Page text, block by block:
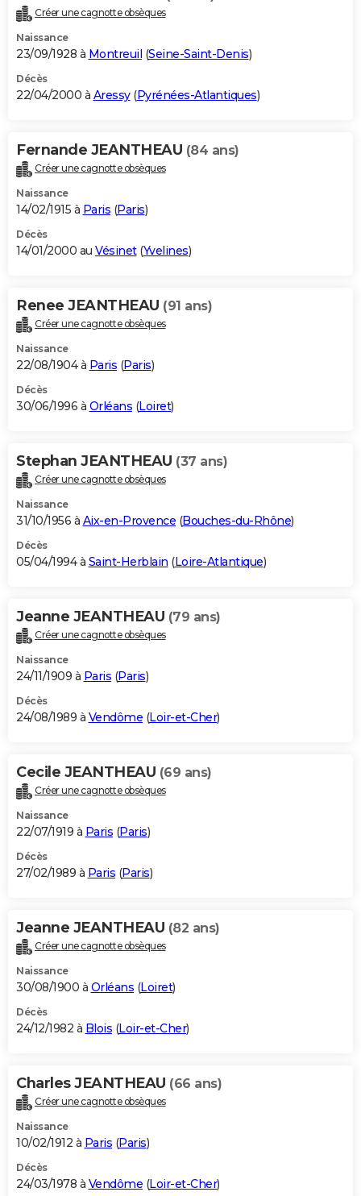
Créer une cagnotte obsèques
Naissance
23/09/1928 à Montreuil (Seine-Saint-Denis)
Décès
22/04/2000 à Aressy(Pyrénées-Atlantiques)
Fernande JEANTHEAU (84 ans)
Créer une cagnotte obsèques
Naissance
14/02/1915 à Paris (Paris)
Décès
14/01/2000 au Vésinet(Yvelines)
Renee JEANTHEAU (91 ans)
Créer une cagnotte obsèques
Naissance
22/08/1904 à Paris (Paris)
Décès
30/06/1996 à Orléans (Loiret)
Stephan JEANTHEAU (37 ans)
Créer une cagnotte obsèques
Naissance
31/10/1956 à Aix-en-Provence (Bouches-du-Rhône)
Décès
05/04/1994 à Saint-Herblain (Loire-Atlantique)
Jeanne JEANTHEAU (79 ans)
Créer une cagnotte obsèques
Naissance
24/11/1909 à Paris (Paris)
Décès
24/08/1989 à Vendôme (Loir-et-Cher)
Cecile JEANTHEAU (69 ans)
Créer une cagnotte obsèques
Naissance
22/07/1919 à Paris (Paris)
Décès
27/02/1989 à Paris (Paris)
Jeanne JEANTHEAU (82 ans)
Créer une cagnotte obsèques
Naissance
30/08/1900 à Orléans (Loiret)
Décès
24/12/1982 à Blois (Loir-et-Cher)
Charles JEANTHEAU (66 ans)
Créer une cagnotte obsèques
Naissance
10/02/1912 à Paris (Paris)
Décès
24/03/1978 à Vendôme (Loir-et-Cher)